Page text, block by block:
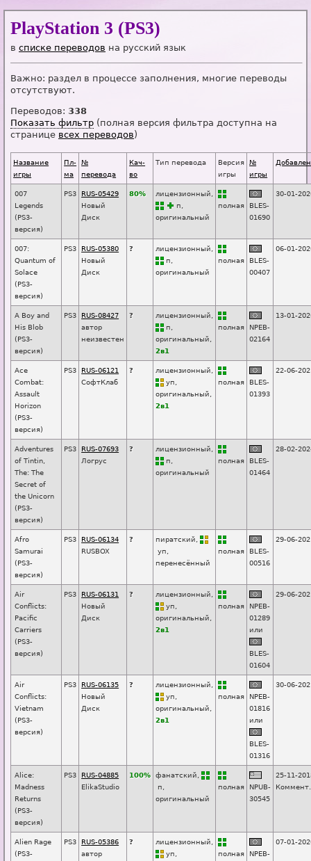
PlayStation 3 (PS3)
в списке переводов на русский язык
Важно: раздел в процессе заполнения, многие переводы
отсутствуют.
Переводов: 338
Показать фильтр (полная версия фильтра доступна на
странице всех переводов)
Название
игры
Пл-
ма
№
перевода
Кач-
во
Тип перевода
Версия
игры
№
игры
Добавлен
007
Legends
(PS3-
версия)
PS3
RUS-05429
Новый
Диск
80%
лицензионный,
п
оригинальный
полная
BLES-
01690
30-01-
007:
Quantum of
Solace
(PS3-
версия)
PS3
RUS-05380
Новый
Диск
?
лицензионный,
п
оригинальный
полная
BLES-
00407
06-01-
A Boy and
His Blob
(PS3-
версия)
PS3
RUS-08427
автор
неизвестен
?
лицензионный,
п
оригинальный,
2в1
полная
NPEB-
02164
13-01-
Ace
Combat:
Assault
Horizon
(PS3-
версия)
PS3
RUS-06121
СофтКлаб
?
лицензионный,
уп
оригинальный,
2в1
полная
BLES-
01393
22-06-
Adventures
of Tintin,
The: The
Secret of
the Unicorn
(PS3-
версия)
PS3
RUS-07693
Логрус
?
лицензионный,
п
оригинальный
полная
BLES-
01464
28-02-
Afro
Samurai
(PS3-
версия)
PS3
RUS-06134
RUSBOX
?
пиратский,
уп
перенесённый
полная
BLES-
00516
29-06-
Air
Conflicts:
Pacific
Carriers
(PS3-
версия)
PS3
RUS-06131
Новый
Диск
?
лицензионный,
уп
оригинальный,
2в1
полная
NPEB-
01289
или
BLES-
01604
29-06-
Air
Conflicts:
Vietnam
(PS3-
версия)
PS3
RUS-06135
Новый
Диск
?
лицензионный,
уп
оригинальный,
2в1
полная
NPEB-
01816
или
BLES-
01316
30-06-
Alice:
Madness
Returns
(PS3-
версия)
PS3
RUS-04885
ElikaStudio
100% фанатский,
п
оригинальный
полная
NPUB-
30545
25-11-
Alien Rage
(PS3-
PS3
RUS-05386
автор
?
лицензионный,
уп
полная
NPEB-
07-01-